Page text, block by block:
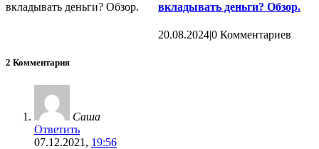
вкладывать деньги? Обзор.
20.08.2024|0 Комментариев
2 Комментария
Саша
Ответить
07.12.2021, 19:56